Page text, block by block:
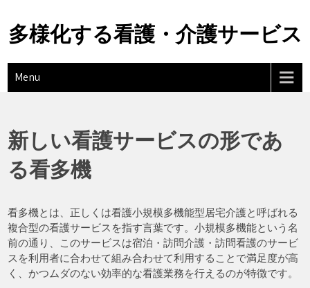
content
多様化する看護・介護サービス
Menu
新しい看護サービスの形であ
る看多機
看多機とは、正しくは看護小規模多機能型居宅介護と呼ばれる
複合型の看護サービスを指す言葉です。小規模多機能という名
前の通り、このサービスは宿泊・訪問介護・訪問看護のサービ
スを利用者に合わせて組み合わせて利用することで満足度が高
く、かつムダのない効率的な看護業務を行えるのが特徴です。